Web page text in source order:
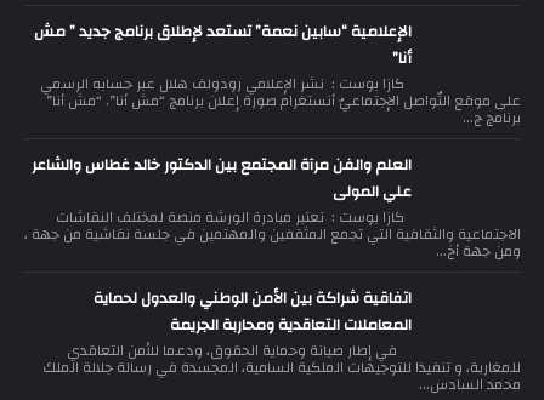
الإعلامية “سابين نعمة” تستعد لإطلاق برنامج جديد ” مش
أنا”
كازا بوست : نشر الإعلامي رودولف هلال عبر حسابه الرسمي
على موقع التّواصل الإجتماعيّ أنستغرام صورة إعلان برنامج “مش أنا”. “مش أنا”
برنامج ج...
العلم والفن مرآة المجتمع بين الدكتور خالد غطاس والشاعر
علي المولى
كازا بوست : تعتبر مبادرة الورشة منصة لمختلف النقاشات
الاجتماعية والثقافية التي تجمع المثقفين والمهتمين في جلسة نقاشية من جهة ،
ومن جهة أخ...
اتفاقية شراكة بين الأمن الوطني والعدول لحماية
المعاملات التعاقدية ومحاربة الجريمة
في إطار صيانة وحماية الحقوق، ودعما للأمن التعاقدي
للمغاربة، و تنفيذا للتوجيهات الملكية السامية، المجسدة في رسالة جلالة الملك
محمد السادس...